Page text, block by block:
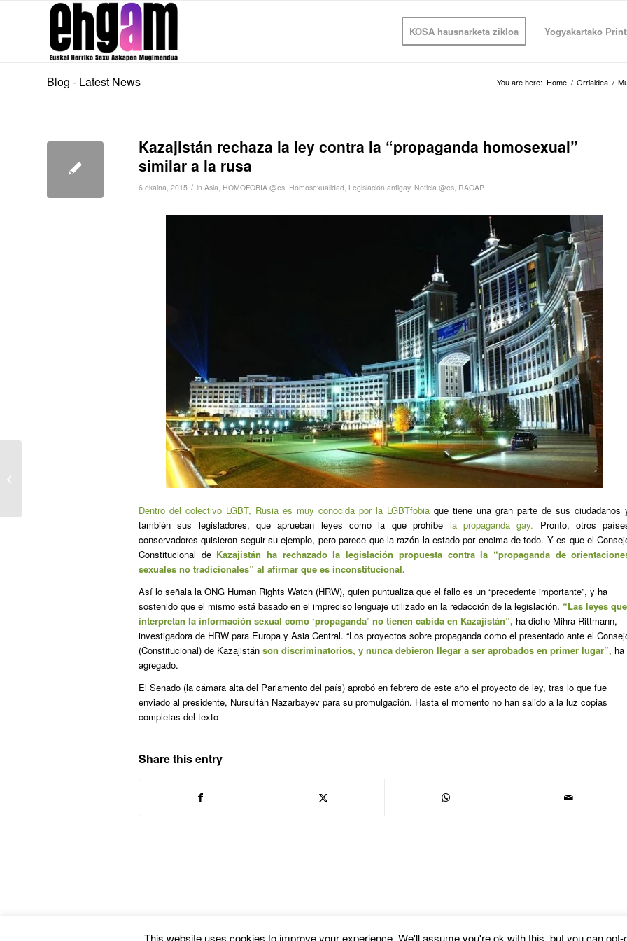
KOSA hausnarketa zikloa Yogyakartako
Blog - Latest News You are here: Home / Orrialdea /
Kazajistán rechaza la ley contra la “propaganda homosexual”
similar a la rusa
6 ekaina, 2015 / in Asia, HOMOFOBIA @es, Homosexualidad, Legislación antigay, Noticia @es, RAGAP
Dentro del colectivo LGBT, Rusia es muy conocida por la LGBTfobia que tiene una gran parte de sus ciudadanos
también sus legisladores, que aprueban leyes como la que prohíbe la propaganda gay. Pronto, otros
conservadores quisieron seguir su ejemplo, pero parece que la razón la estado por encima de todo. Y es que el
Constitucional de Kazajistán ha rechazado la legislación propuesta contra la “propaganda de
sexuales no tradicionales” al afirmar que es inconstitucional.
Así lo señala la ONG Human Rights Watch (HRW), quien puntualiza que el fallo es un “precedente importante”, y ha
sostenido que el mismo está basado en el impreciso lenguaje utilizado en la redacción de la legislación. “Las leyes que
interpretan la información sexual como ‘propaganda’ no tienen cabida en Kazajistán”, ha dicho Mihra Rittmann,
investigadora de HRW para Europa y Asia Central. “Los proyectos sobre propaganda como el presentado ante el
(Constitucional) de Kazajistán son discriminatorios, y nunca debieron llegar a ser aprobados en primer lugar”, ha
agregado.
El Senado (la cámara alta del Parlamento del país) aprobó en febrero de este año el proyecto de ley, tras lo que fue
enviado al presidente, Nursultán Nazarbayev para su promulgación. Hasta el momento no han salido a la luz copias
completas del texto
Share this entry
This website uses cookies to improve your experience. We'll assume you're ok with this, but you can opt-